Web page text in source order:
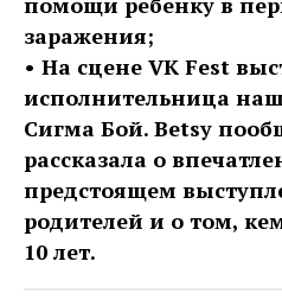
заражения;
• На сцене VK Fest
исполнительница
Сигма Бой. Betsy
рассказала о
предстоящем
родителей и о том,
10 лет.